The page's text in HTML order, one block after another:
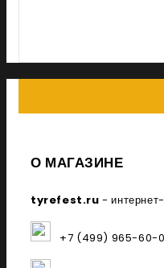
О МАГАЗИНЕ
tyrefest.ru -
+7 (499) 965-60-